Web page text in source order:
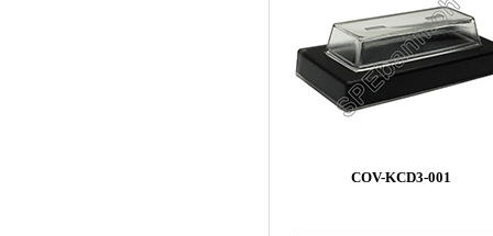
COV-KCD3-001